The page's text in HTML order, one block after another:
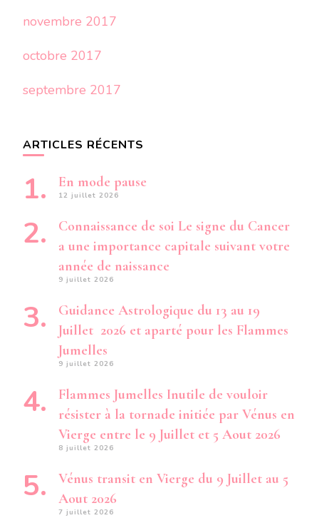
novembre 2017
octobre 2017
septembre 2017
ARTICLES RÉCENTS
En mode pause
12 juillet 2026
Connaissance de soi Le signe du Cancer
a une importance capitale suivant votre
année de naissance
9 juillet 2026
Guidance Astrologique du 13 au 19
Juillet 2026 et aparté pour les Flammes
Jumelles
9 juillet 2026
Flammes Jumelles Inutile de vouloir
résister à la tornade initiée par Vénus en
Vierge entre le 9 Juillet et 5 Aout 2026
8 juillet 2026
Vénus transit en Vierge du 9 Juillet au 5
Aout 2026
7 juillet 2026